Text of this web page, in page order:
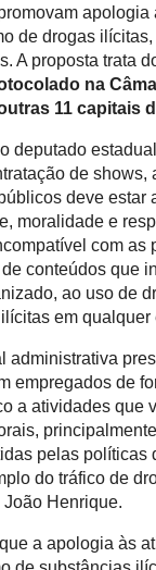
apologia
de drogas
A proposta trata
na
11 capitais
deputado
de shows,
deve estar
moralidade e
com as
conteúdos que
ao uso de
em qualquer
administrativa
empregados de
a atividades que
pelas políticas
do tráfico de
João Henrique.
a apologia às